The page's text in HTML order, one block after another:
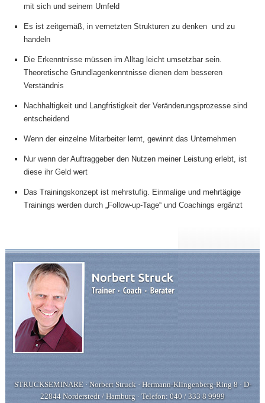
mit sich und seinem Umfeld
Es ist zeitgemäß, in vernetzten Strukturen zu denken und zu
handeln
Die Erkenntnisse müssen im Alltag leicht umsetzbar sein.
Theoretische Grundlagenkenntnisse dienen dem besseren
Verständnis
Nachhaltigkeit und Langfristigkeit der Veränderungsprozesse sind
entscheidend
Wenn der einzelne Mitarbeiter lernt, gewinnt das Unternehmen
Nur wenn der Auftraggeber den Nutzen meiner Leistung erlebt, ist
diese ihr Geld wert
Das Trainingskonzept ist mehrstufig. Einmalige und mehrtägige
Trainings werden durch „Follow-up-Tage“ und Coachings ergänzt
STRUCKSEMINARE · Norbert Struck · Hermann-Klingenberg-Ring 8 · D-
22844 Norderstedt / Hamburg · Telefon: 040 / 333 8 9999